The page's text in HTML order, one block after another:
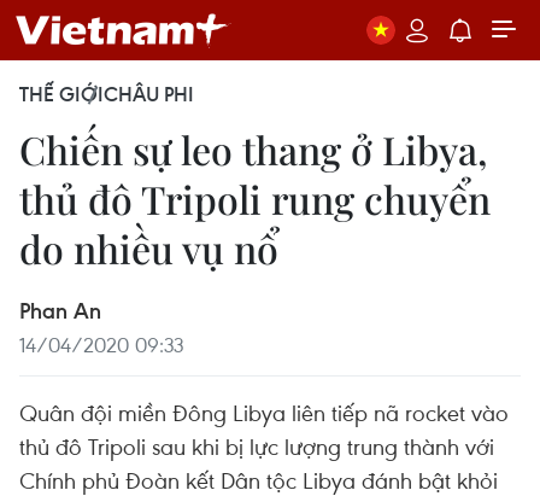
THẾ GIỚICHÂU PHI
Chiến sự leo thang ở Libya,
thủ đô Tripoli rung chuyển
do nhiều vụ nổ
Phan An
14/04/2020 09:33
Quân đội miền Đông Libya liên tiếp nã rocket vào
thủ đô Tripoli sau khi bị lực lượng trung thành với
Chính phủ Đoàn kết Dân tộc Libya đánh bật khỏi